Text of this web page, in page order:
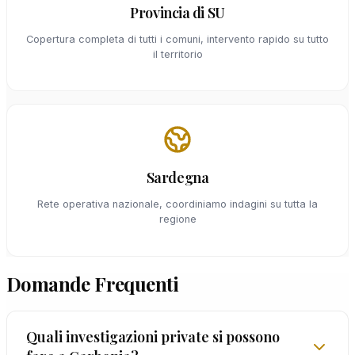
Provincia di SU
Copertura completa di tutti i comuni, intervento rapido su tutto
il territorio
Sardegna
Rete operativa nazionale, coordiniamo indagini su tutta la
regione
Domande Frequenti
Quali investigazioni private si possono